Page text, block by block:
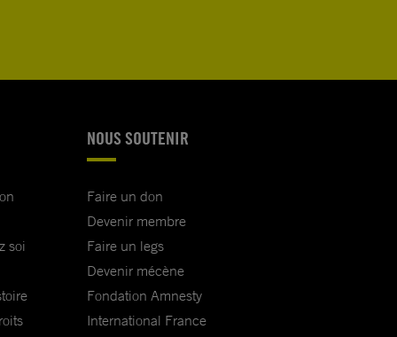
soi
NOUS SOUTENIR
Faire un don
Devenir membre
Faire un legs
Devenir mécène
Fondation Amnesty
International France